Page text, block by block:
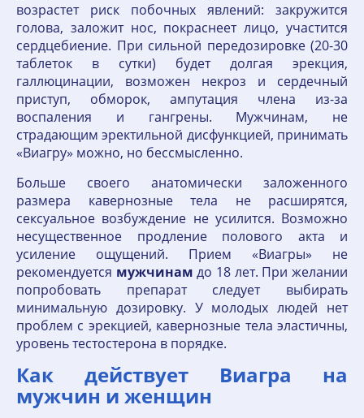
возрастет риск побочных явлений: закружится
голова, заложит нос, покраснеет лицо, участится
сердцебиение. При сильной передозировке (20-30
таблеток в сутки) будет долгая эрекция,
галлюцинации, возможен некроз и сердечный
приступ, обморок, ампутация члена из-за
воспаления и гангрены. Мужчинам, не
страдающим эректильной дисфункцией, принимать
«Виагру» можно, но бессмысленно.
Больше своего анатомически заложенного
размера кавернозные тела не расширятся,
сексуальное возбуждение не усилится. Возможно
несущественное продление полового акта и
усиление ощущений. Прием «Виагры» не
рекомендуется мужчинам до 18 лет. При желании
попробовать препарат следует выбирать
минимальную дозировку. У молодых людей нет
проблем с эрекцией, кавернозные тела эластичны,
уровень тестостерона в порядке.
Как действует Виагра на
мужчин и женщин